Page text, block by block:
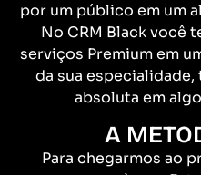
por um público em um
No CRM Black você
serviços Premium em
da sua
absoluta em
A
Para chegarmos ao